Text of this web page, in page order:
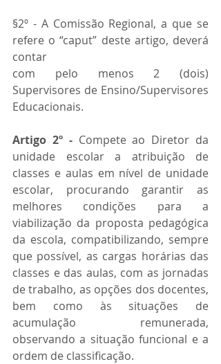
§2º - A Comissão Regional, a que se
refere o “caput” deste artigo, deverá
contar
com pelo menos 2 (dois)
Supervisores de Ensino/Supervisores
Educacionais.
Artigo 2º - Compete ao Diretor da
unidade escolar a atribuição de
classes e aulas em nível de unidade
escolar, procurando garantir as
melhores condições para a
viabilização da proposta pedagógica
da escola, compatibilizando, sempre
que possível, as cargas horárias das
classes e das aulas, com as jornadas
de trabalho, as opções dos docentes,
bem como às situações de
acumulação remunerada,
observando a situação funcional e a
ordem de classificação.